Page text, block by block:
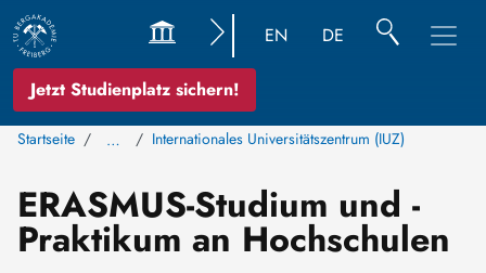
Jetzt Studienplatz sichern!
EN DE
Startseite … Internationales Universitätszentrum (IUZ)
ERASMUS-Studium und -
Praktikum an Hochschulen